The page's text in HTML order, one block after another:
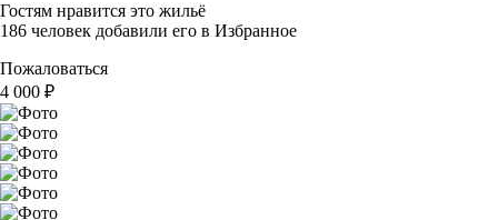
Гостям нравится это жильё
186 человек добавили его в Избранное
Пожаловаться
4 000 ₽